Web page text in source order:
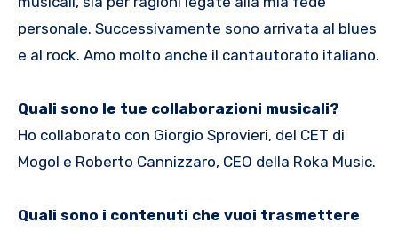
personale. Successivamente sono arrivata al blues
e al rock. Amo molto anche il cantautorato italiano.
Quali sono le tue collaborazioni musicali?
Ho collaborato con Giorgio Sprovieri, del CET di
Mogol e Roberto Cannizzaro, CEO della Roka Music.
Quali sono i contenuti che vuoi trasmettere